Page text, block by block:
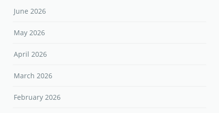
June 2026
May 2026
April 2026
March 2026
February 2026